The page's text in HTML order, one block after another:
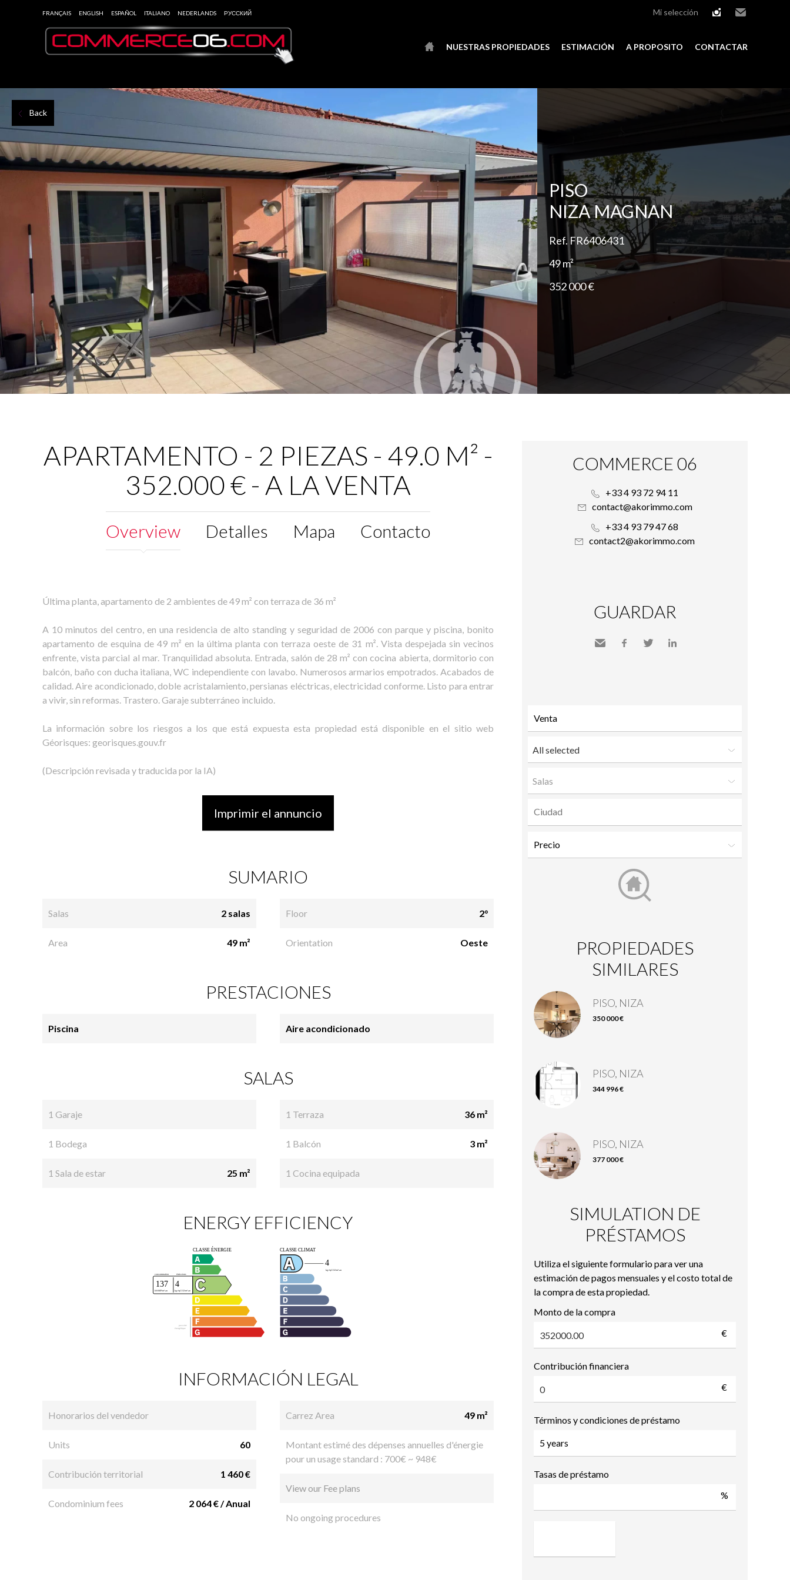
FRANÇAIS ENGLISH ESPAÑOL ITALIANO NEDERLANDS РУССКИЙ Mi selección
NUESTRAS PROPIEDADES ESTIMACIÓN A PROPOSITO CONTACTAR
Back
PISO
NIZA MAGNAN
Ref. FR6406431
49 m²
352 000 €
APARTAMENTO - 2 PIEZAS - 49.0 M² -
352.000 € - A LA VENTA
Overview Detalles Mapa Contacto
Última planta, apartamento de 2 ambientes de 49 m² con terraza de 36 m²
A 10 minutos del centro, en una residencia de alto standing y seguridad de 2006 con parque y piscina, bonito
apartamento de esquina de 49 m² en la última planta con terraza oeste de 31 m². Vista despejada sin vecinos
enfrente, vista parcial al mar. Tranquilidad absoluta. Entrada, salón de 28 m² con cocina abierta, dormitorio con
balcón, baño con ducha italiana, WC independiente con lavabo. Numerosos armarios empotrados. Acabados de
calidad. Aire acondicionado, doble acristalamiento, persianas eléctricas, electricidad conforme. Listo para entrar
a vivir, sin reformas. Trastero. Garaje subterráneo incluido.
La información sobre los riesgos a los que está expuesta esta propiedad está disponible en el sitio web
Géorisques: georisques.gouv.fr
(Descripción revisada y traducida por la IA)
Imprimir el annuncio
SUMARIO
Salas 2 salas
Area 49 m²
Floor 2°
Orientation Oeste
PRESTACIONES
Piscina Aire acondicionado
SALAS
1 Garaje
1 Bodega
1 Sala de estar 25 m²
1 Terraza 36 m²
1 Balcón 3 m²
1 Cocina equipada
ENERGY EFFICIENCY
INFORMACIÓN LEGAL
Honorarios del vendedor
Units 60
Contribución territorial 1 460 €
Condominium fees 2 064 € / Anual
Carrez Area 49 m²
Montant estimé des dépenses annuelles d'énergie
pour un usage standard : 700€ ~ 948€
View our Fee plans
No ongoing procedures
COMMERCE 06
+33 4 93 72 94 11
contact@akorimmo.com
+33 4 93 79 47 68
contact2@akorimmo.com
GUARDAR
All selected
Salas
PROPIEDADES
SIMILARES
PISO, NIZA
350 000 €
PISO, NIZA
344 996 €
PISO, NIZA
377 000 €
SIMULATION DE
PRÉSTAMOS
Utiliza el siguiente formulario para ver una
estimación de pagos mensuales y el costo total de
la compra de esta propiedad.
Monto de la compra
€
Contribución financiera
€
Términos y condiciones de préstamo
Tasas de préstamo
%